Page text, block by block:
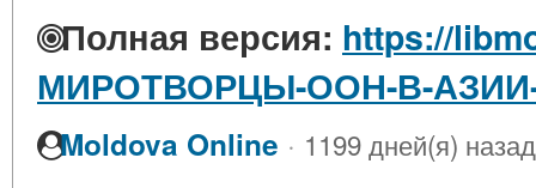
Полная версия: https://
МИРОТВОРЦЫ-ООН-В-
Moldova Online · 1199 дней(я) назад